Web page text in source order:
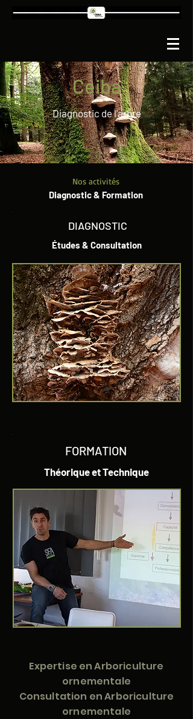
Ceiba
Diagnostic de l'arbre
Nos activités
Diagnostic& Formation
DIAGNOSTIC
Études & Consultation
FORMATION
Théorique et Technique
Expertise en Arboriculture
ornementale
Consultation en Arboriculture
ornementale